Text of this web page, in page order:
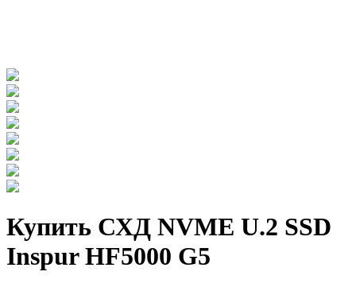
Купить СХД NVME U.2 SSD
Inspur HF5000 G5